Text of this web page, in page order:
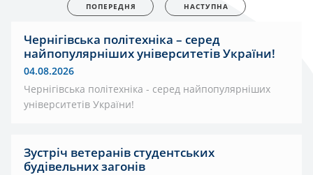
ПОПЕРЕДНЯ НАСТУПНА
Чернігівська політехніка – серед
найпопулярніших університетів України!
04.08.2026
Чернігівська політехніка - серед найпопулярніших
університетів України!
Зустріч ветеранів студентських
будівельних загонів